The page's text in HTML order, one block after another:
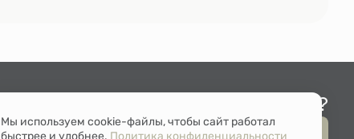
Остались вопросы?
Мы перезвоним
Мы используем cookie-файлы, чтобы сайт работал